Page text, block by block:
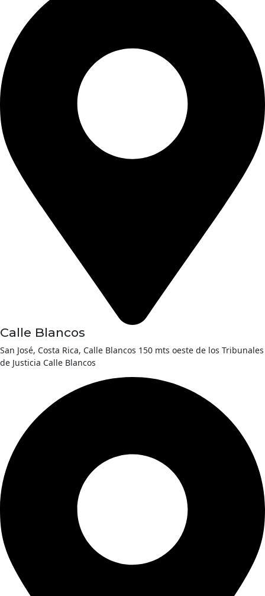
Calle Blancos
San José, Costa Rica, Calle Blancos 150 mts oeste de los Tribunales
de Justicia Calle Blancos